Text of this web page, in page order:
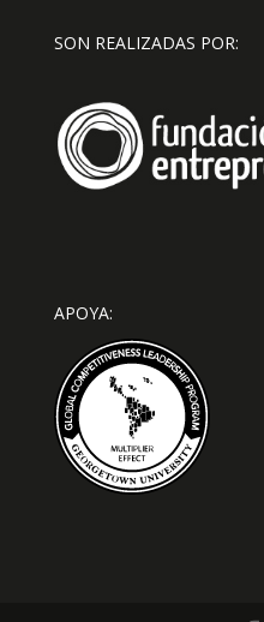
SON REALIZADAS POR:
APOYA: